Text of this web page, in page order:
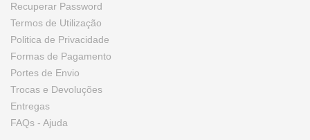
Recuperar Password
Termos de Utilização
Politica de Privacidade
Formas de Pagamento
Portes de Envio
Trocas e Devoluções
Entregas
FAQs - Ajuda